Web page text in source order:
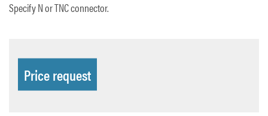
Specify N or TNC connector.
Price request